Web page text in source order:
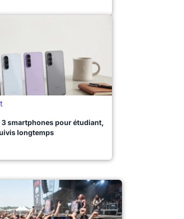
3 smartphones pour étudiant,
longtemps